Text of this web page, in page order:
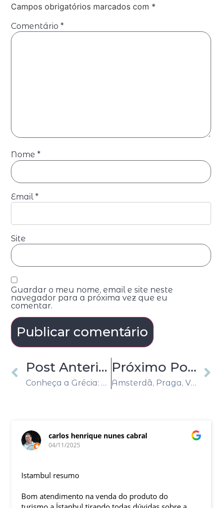
Campos obrigatórios marcados com *
Comentário*
Nome*
Email*
Site
Guardar o meu nome, email e site neste
navegador para a próxima vez que eu
comentar.
Post Anterior
Conheça a Grécia: História, Praias e Paisagens Que Encantam o Mundo
Próximo Post
Amsterdã, Praga, Viena e Budapeste: o melhor das Cidades Imperiais
carlos henrique nunes cabral
04/11/2025
Istambul resumo
Bom atendimento na venda do produto do